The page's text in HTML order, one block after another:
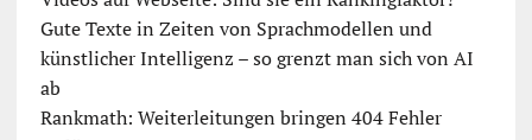
Gute Texte in Zeiten von Sprachmodellen und
künstlicher Intelligenz – so grenzt man sich von AI
ab
Rankmath: Weiterleitungen bringen 404 Fehler